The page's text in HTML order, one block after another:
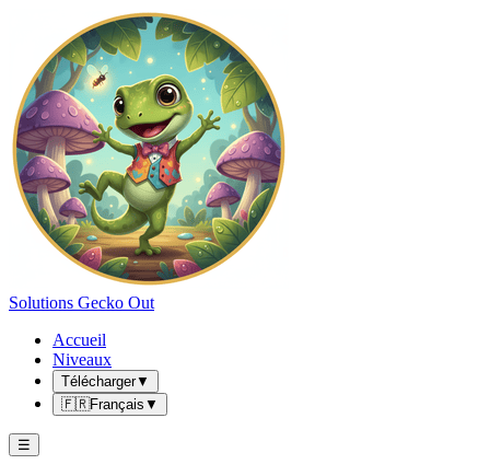
Solutions Gecko Out
Accueil
Niveaux
Télécharger▼
🇫🇷Français ▼
☰